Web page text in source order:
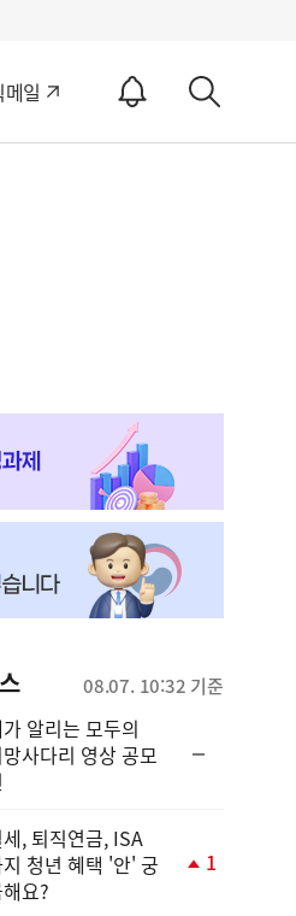
일
알
ON
세
08.07. 10:32 기준
알리는 모두의
사다리 영상 공모
, 퇴직연금, ISA
청년 혜택 '안' 궁
요?
1